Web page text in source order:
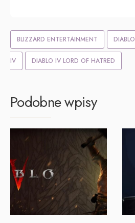
BLIZZARD ENTERTAINMENT DIABLO
IV DIABLO IV LORD OF HATRED
Podobne wpisy